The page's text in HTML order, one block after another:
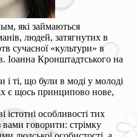
які займаються
людей, затягнутих в
сучасної «культури» в
Іоанна Кронштадтського на
і ті, що були в моді у молоді
є щось принципово нове,
істотні особливості тих
вами говорити: стрімку